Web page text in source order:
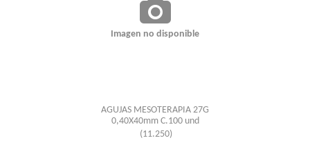
Imagen no disponible
AGUJAS MESOTERAPIA 27G
0,40X40mm C.100 und
(11.250)